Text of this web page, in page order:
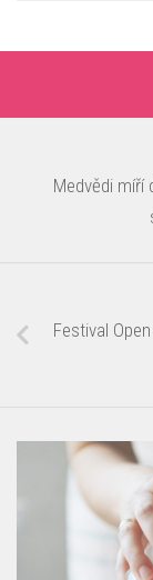
Medvědi míří
Festival